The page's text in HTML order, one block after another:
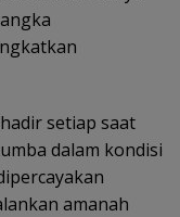
setiap saat
dalam kondisi
amanah